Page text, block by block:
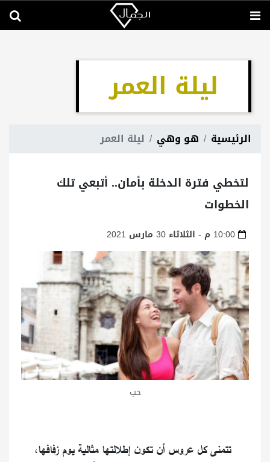
ليلة العمر
الرئيسية هو وهي ليلة العمر
لتخطي فترة الدخلة بأمان.. أتبعي تلك
الخطوات
حب
تتمنى كل عروس أن تكون إطلالتها مثالية يوم زفافها،